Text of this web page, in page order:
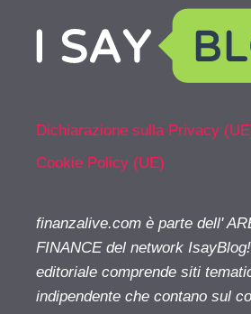
Dichiarazione sulla Privacy
Cookie Policy (UE)
finanzalive.com è parte dell'
FINANCE del network
editoriale comprende siti
indipendente che contano sul